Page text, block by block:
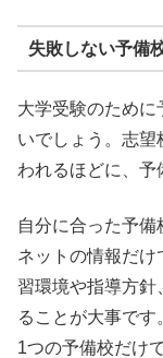
失敗しない予備
大学受験のために
いでしょう。志望
われるほどに、予
自分に合った予
ネットの情報だけ
習環境や指導方針
ることが大事です
1つの予備校だけ